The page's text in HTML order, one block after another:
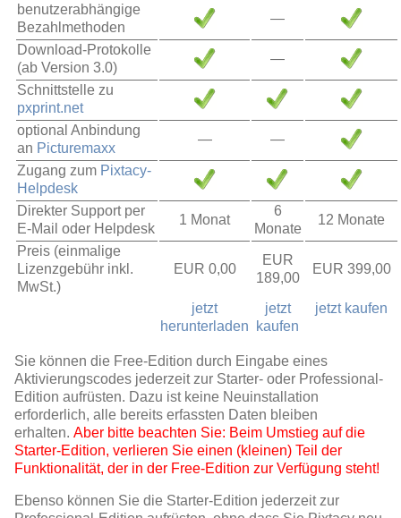
benutzerabhängige
Bezahlmethoden
—
Download-Protokolle
(ab Version 3.0)
—
Schnittstelle zu
pxprint.net
optional Anbindung
an Picturemaxx
— —
Zugang zum Pixtacy-
Helpdesk
Direkter Support per
E-Mail oder Helpdesk
1 Monat
6
Monate
12 Monate
Preis (einmalige
Lizenzgebühr inkl.
MwSt.)
EUR 0,00
EUR
189,00
EUR 399,00
jetzt
herunterladen
jetzt
kaufen
jetzt kaufen
Sie können die Free-Edition durch Eingabe eines
Aktivierungscodes jederzeit zur Starter- oder Professional-
Edition aufrüsten. Dazu ist keine Neuinstallation
erforderlich, alle bereits erfassten Daten bleiben
erhalten. Aber bitte beachten Sie: Beim Umstieg auf die
Starter-Edition, verlieren Sie einen (kleinen) Teil der
Funktionalität, der in der Free-Edition zur Verfügung steht!
Ebenso können Sie die Starter-Edition jederzeit zur